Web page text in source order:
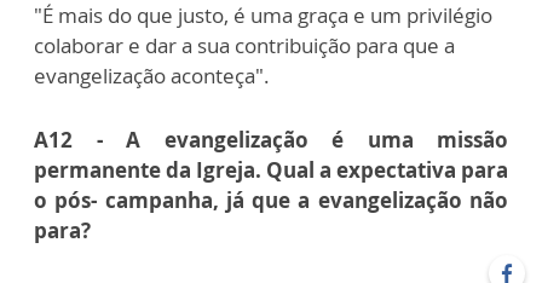
"É mais do que justo, é uma graça e um privilégio
colaborar e dar a sua contribuição para que a
evangelização aconteça".
A12 - A evangelização é uma missão
permanente da Igreja. Qual a expectativa para
o pós- campanha, já que a evangelização não
para?